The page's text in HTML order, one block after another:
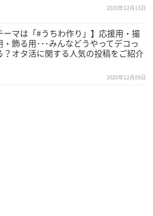
2020年12月13日
ーマは「#うちわ作り」】応援用・撮
・飾る用･･･みんなどうやってデコっ
？オタ活に関する人気の投稿をご紹介
2020年12月09日